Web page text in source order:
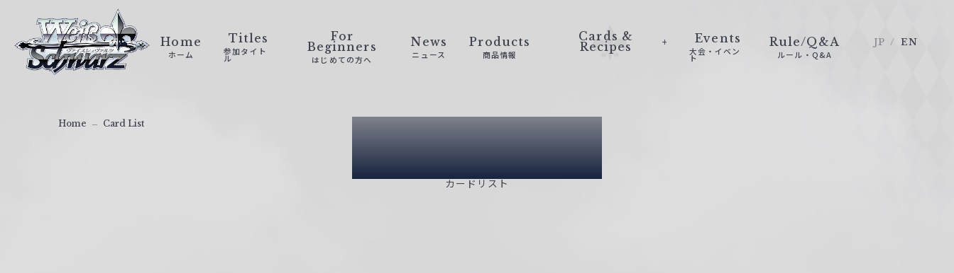
ァ
Home
ホーム
Titles
参加タイト
ル
For
Beginners
はじめての方へ
News
ニュース
Products
商品情報
Cards &
Recipes
Events
大会・イベン
ト
Rule/Q&A
ルール・Q&A
JP EN
Card List
カードリスト
Home Card List